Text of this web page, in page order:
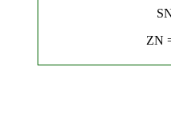
ZN